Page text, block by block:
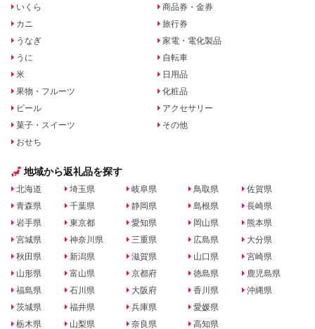
いくら
カニ
うなぎ
うに
米
果物・フルーツ
ビール
菓子・スイーツ
おせち
商品券・金券
旅行券
家電・電化製品
自転車
日用品
化粧品
アクセサリー
その他
地域から返礼品を探す
北海道
青森県
岩手県
宮城県
秋田県
山形県
福島県
茨城県
栃木県
埼玉県
千葉県
東京都
神奈川県
新潟県
富山県
石川県
福井県
山梨県
岐阜県
静岡県
愛知県
三重県
滋賀県
京都府
大阪府
兵庫県
奈良県
鳥取県
島根県
岡山県
広島県
山口県
徳島県
香川県
愛媛県
高知県
佐賀県
長崎県
熊本県
大分県
宮崎県
鹿児島県
沖縄県